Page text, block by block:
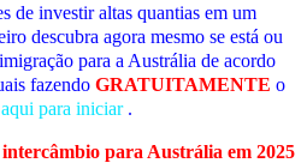
de investir altas quantias em um
descubra agora mesmo se está ou
para a Austrália de acordo
fazendo GRATUITAMENTE o
para iniciar .
para Austrália em 2025